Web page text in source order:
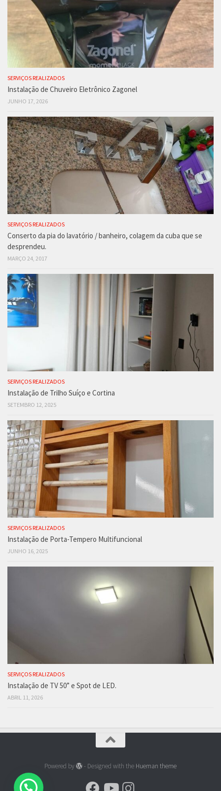
SERVIÇOS REALIZADOS
Instalação de Chuveiro Eletrônico Zagonel
JUNHO 17, 2026
SERVIÇOS REALIZADOS
Conserto da pia do lavatório / banheiro, colagem da cuba que se
desprendeu.
MARÇO 24, 2017
SERVIÇOS REALIZADOS
Instalação de Trilho Suíço e Cortina
SETEMBRO 12, 2025
SERVIÇOS REALIZADOS
Instalação de Porta-Tempero Multifuncional
JUNHO 16, 2025
SERVIÇOS REALIZADOS
Instalação de TV 50” e Spot de LED.
ABRIL 11, 2026
Powered by - Designed with the Hueman theme